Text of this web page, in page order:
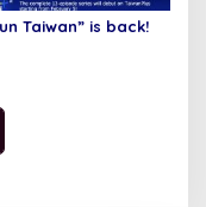
Taiwan” is back!